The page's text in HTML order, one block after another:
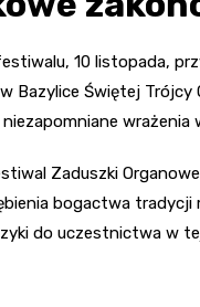
10 listopada,
Bazylice Świętej
wrażenia
Zaduszki
bogactwa
do uczestnictwa w